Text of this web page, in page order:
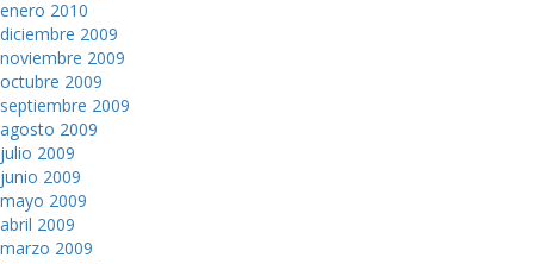
enero 2010
diciembre 2009
noviembre 2009
octubre 2009
septiembre 2009
agosto 2009
julio 2009
junio 2009
mayo 2009
abril 2009
marzo 2009